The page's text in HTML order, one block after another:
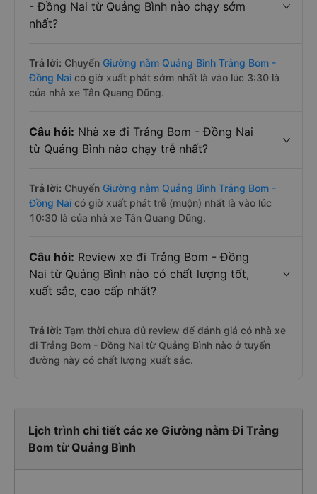
- Đồng Nai từ Quảng Bình nào chạy sớm
nhất?
Trả lời: Chuyến Giường nằm Quảng Bình Trảng Bom -
Đồng Nai có giờ xuất phát sớm nhất là vào lúc 3:30 là
của nhà xe Tân Quang Dũng.
Câu hỏi: Nhà xe đi Trảng Bom - Đồng Nai
từ Quảng Bình nào chạy trễ nhất?
Trả lời: Chuyến Giường nằm Quảng Bình Trảng Bom -
Đồng Nai có giờ xuất phát trễ (muộn) nhất là vào lúc
10:30 là của nhà xe Tân Quang Dũng.
Câu hỏi: Review xe đi Trảng Bom - Đồng
Nai từ Quảng Bình nào có chất lượng tốt,
xuất sắc, cao cấp nhất?
Trả lời: Tạm thời chưa đủ review để đánh giá có nhà xe
đi Trảng Bom - Đồng Nai từ Quảng Bình nào ở tuyến
đường này có chất lượng xuất sắc.
Lịch trình chi tiết các xe Giường nằm Đi Trảng
Bom từ Quảng Bình